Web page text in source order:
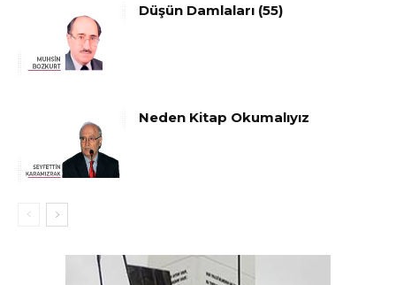
Düşün Damlaları (55)
Neden Kitap Okumalıyız